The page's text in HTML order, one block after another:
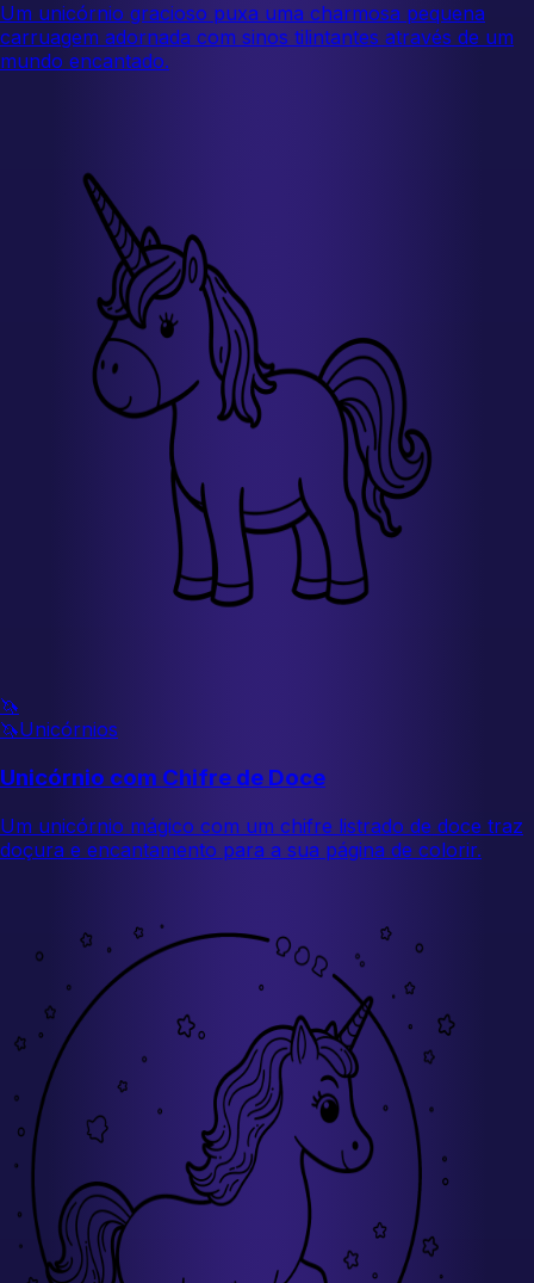
Um unicórnio gracioso puxa uma charmosa pequena
carruagem adornada com sinos tilintantes através de um
mundo encantado.
🦄
🦄Unicórnios
Unicórnio com Chifre de Doce
Um unicórnio mágico com um chifre listrado de doce traz
doçura e encantamento para a sua página de colorir.